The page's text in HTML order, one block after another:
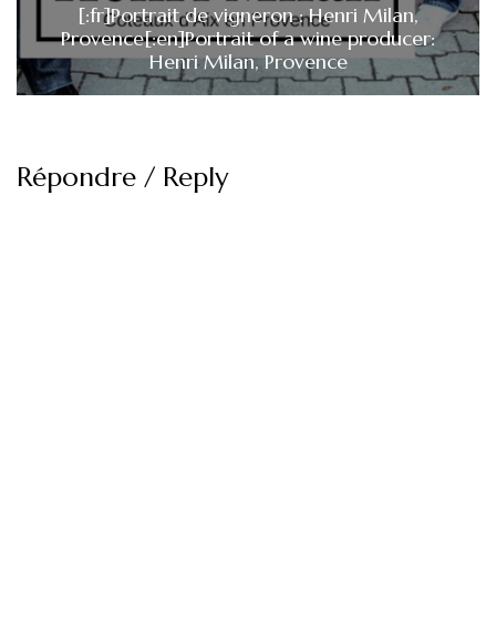
[:fr]Portrait de vigneron : Henri Milan,
Provence[:en]Portrait of a wine producer:
Henri Milan, Provence
Répondre / Reply